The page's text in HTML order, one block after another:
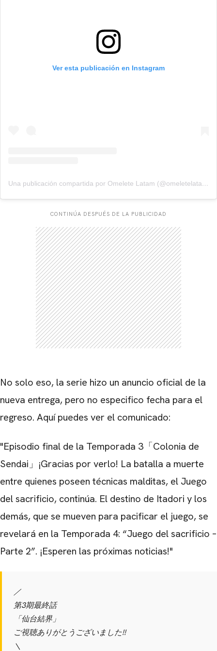
Ver esta publicación en Instagram
Una publicación compartida por Omelete Latam (@omeletelatam)
CONTINÚA DESPUÉS DE LA PUBLICIDAD
No solo eso, la serie hizo un anuncio oficial de la
nueva entrega, pero no especifico fecha para el
regreso. Aquí puedes ver el comunicado:
"Episodio final de la Temporada 3 「Colonia de
Sendai」 ¡Gracias por verlo! La batalla a muerte
entre quienes poseen técnicas malditas, el Juego
del sacrificio, continúa. El destino de Itadori y los
demás, que se mueven para pacificar el juego, se
revelará en la Temporada 4: “Juego del sacrificio –
Parte 2”. ¡Esperen las próximas noticias!"
／
第3期最終話
「仙台結界」
ご視聴ありがとうございました!!
＼